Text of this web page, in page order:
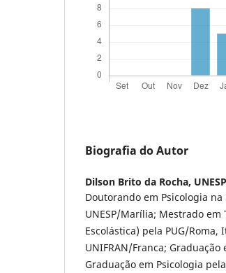
Biografia do Autor
Dilson Brito da Rocha,
Doutorando em Psicologia
UNESP/Marília; Mestrado em
Escolástica) pela PUG/
UNIFRAN/Franca;
Graduação em Psicologia